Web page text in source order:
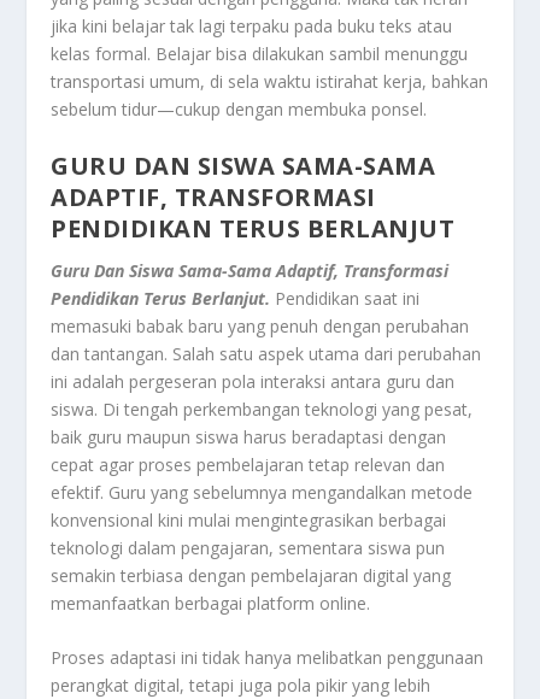
jika kini belajar tak lagi terpaku pada buku teks atau
kelas formal. Belajar bisa dilakukan sambil menunggu
transportasi umum, di sela waktu istirahat kerja, bahkan
sebelum tidur—cukup dengan membuka ponsel.
GURU DAN SISWA SAMA-SAMA
ADAPTIF, TRANSFORMASI
PENDIDIKAN TERUS BERLANJUT
Guru Dan Siswa Sama-Sama Adaptif, Transformasi
Pendidikan Terus Berlanjut. Pendidikan saat ini
memasuki babak baru yang penuh dengan perubahan
dan tantangan. Salah satu aspek utama dari perubahan
ini adalah pergeseran pola interaksi antara guru dan
siswa. Di tengah perkembangan teknologi yang pesat,
baik guru maupun siswa harus beradaptasi dengan
cepat agar proses pembelajaran tetap relevan dan
efektif. Guru yang sebelumnya mengandalkan metode
konvensional kini mulai mengintegrasikan berbagai
teknologi dalam pengajaran, sementara siswa pun
semakin terbiasa dengan pembelajaran digital yang
memanfaatkan berbagai platform online.
Proses adaptasi ini tidak hanya melibatkan penggunaan
perangkat digital, tetapi juga pola pikir yang lebih